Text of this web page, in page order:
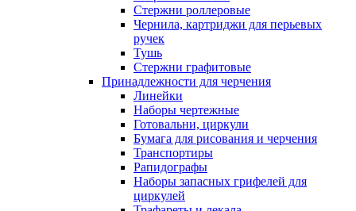
Стержни роллеровые
Чернила, картриджи для перьевых
ручек
Тушь
Стержни графитовые
Принадлежности для черчения
Линейки
Наборы чертежные
Готовальни, циркули
Бумага для рисования и черчения
Транспортиры
Рапидографы
Наборы запасных грифелей для
циркулей